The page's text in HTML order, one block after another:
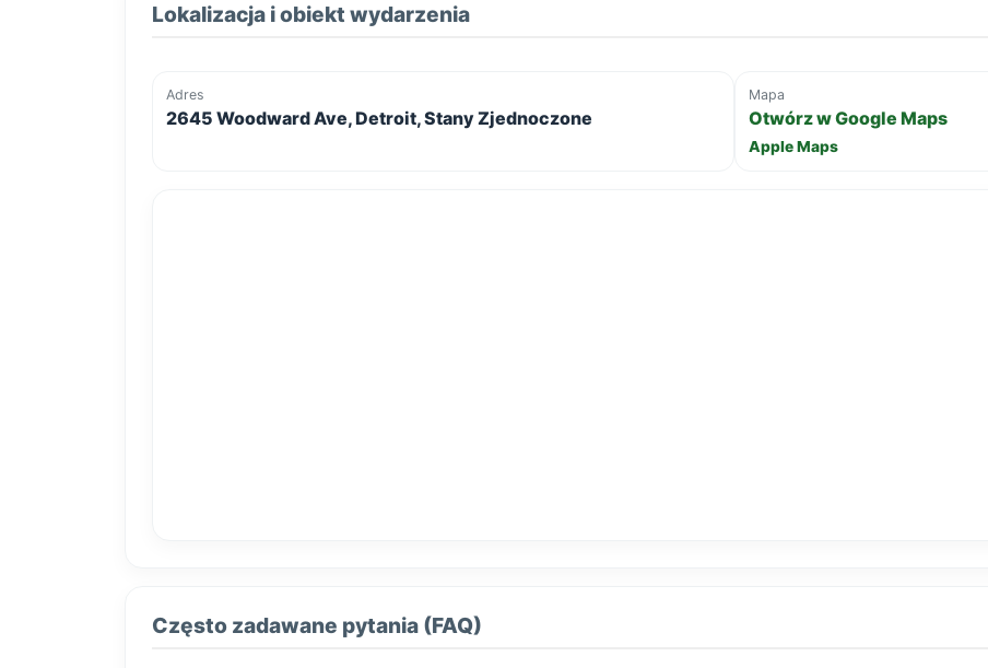
Lokalizacja i obiekt wydarzenia
Adres
2645 Woodward Ave, Detroit, Stany Zjednoczone
Mapa
Otwórz w Google Maps
Apple Maps
Często zadawane pytania (FAQ)